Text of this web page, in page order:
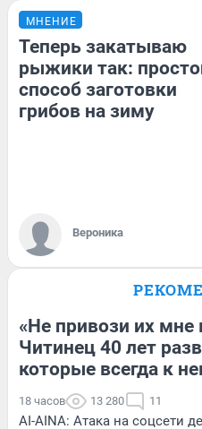
МНЕНИЕ
Теперь закатываю
рыжики так:
способ заготовки
грибов на зиму
Вероника
«Не привози их мне
Читинец 40 лет
которые всегда к
18 часов 13 280 11
AI-AINA: Атака на соцсети